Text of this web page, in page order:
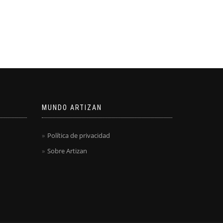
MUNDO ARTIZAN
Política de privacidad
Sobre Artizan